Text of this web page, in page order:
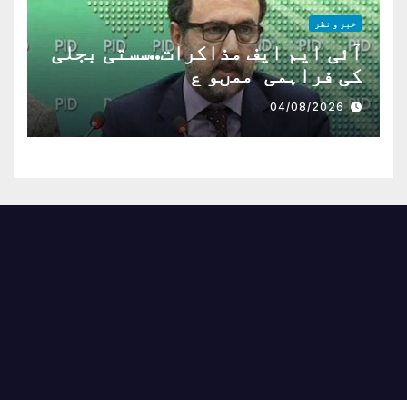
خبر و نظر
آئی ایم ایف مذاکرات..سستی بجلی
کی فراہمی ممںو ع
04/08/2026